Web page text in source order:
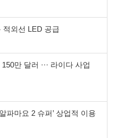
외선 LED 공급
만 달러 ··· 라이다 사업
파마요 2 슈퍼’ 상업적 이용